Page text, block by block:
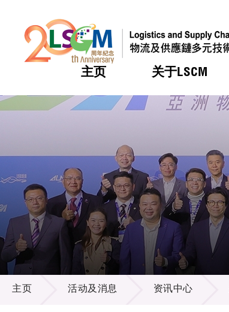
主页 关于LSCM
热门
热门
热门
热门
热门
活动及消息
主页 活动及消息 资讯中心